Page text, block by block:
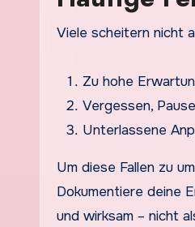
Viele scheitern nicht
Zu hohe
Vergessen,
Unterlassene
Um diese Fallen zu
Dokumentiere deine
und wirksam – nicht